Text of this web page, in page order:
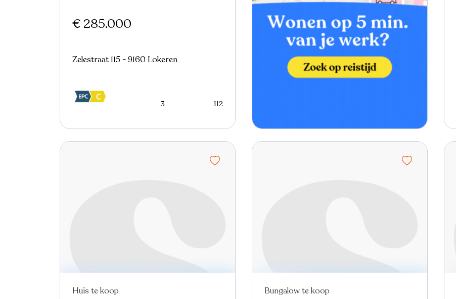
€ 285.000
Zelestraat 115 - 9160 Lokeren
3 112
Huis te koop Bungalow te koop